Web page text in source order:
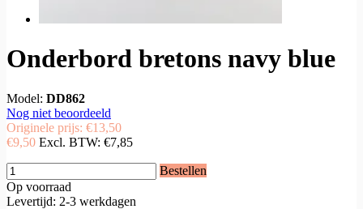
Onderbord bretons navy blue
Model: DD862
Nog niet beoordeeld
Originele prijs: €13,50
€9,50 Excl. BTW: €7,85
Bestellen
Op voorraad
Levertijd: 2-3 werkdagen